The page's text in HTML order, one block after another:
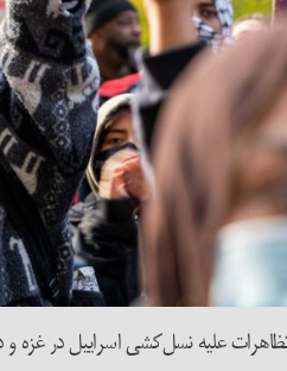
علیه نسل‌کشی اسراییل در غزه و